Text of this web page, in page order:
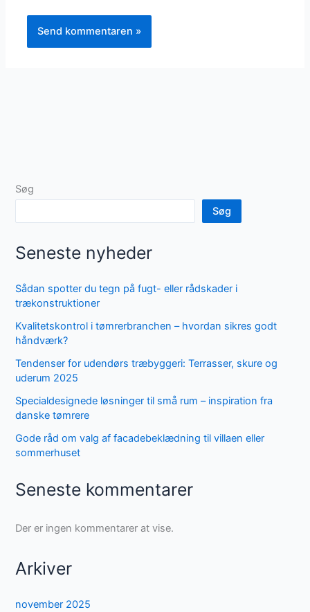
Søg
Søg
Seneste nyheder
Sådan spotter du tegn på fugt- eller rådskader i
trækonstruktioner
Kvalitetskontrol i tømrerbranchen – hvordan sikres godt
håndværk?
Tendenser for udendørs træbyggeri: Terrasser, skure og
uderum 2025
Specialdesignede løsninger til små rum – inspiration fra
danske tømrere
Gode råd om valg af facadebeklædning til villaen eller
sommerhuset
Seneste kommentarer
Der er ingen kommentarer at vise.
Arkiver
november 2025